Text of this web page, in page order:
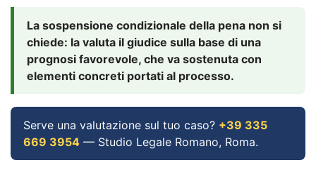
La sospensione condizionale della pena non si
chiede: la valuta il giudice sulla base di una
prognosi favorevole, che va sostenuta con
elementi concreti portati al processo.
Serve una valutazione sul tuo caso? +39 335
669 3954 — Studio Legale Romano, Roma.